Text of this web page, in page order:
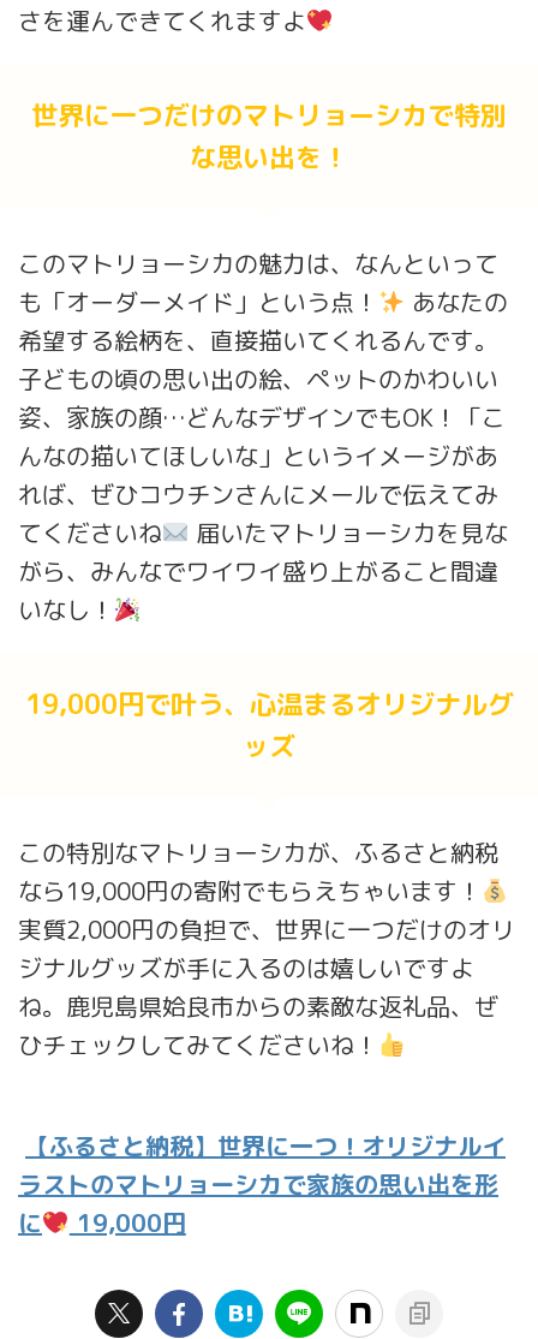
さを運んできてくれますよ
世界に一つだけのマトリョーシカで特別
な思い出を！
このマトリョーシカの魅力は、なんといって
も「オーダーメイド」という点！
あなたの
希望する絵柄を、直接描いてくれるんです。
子どもの頃の思い出の絵、ペットのかわいい
姿、家族の顔…どんなデザインでもOK！「こ
んなの描いてほしいな」というイメージがあ
れば、ぜひコウチンさんにメールで伝えてみ
てくださいね
届いたマトリョーシカを見な
がら、みんなでワイワイ盛り上がること間違
いなし！
19,000円で叶う、心温まるオリジナルグ
ッズ
この特別なマトリョーシカが、ふるさと納税
なら19,000円の寄附でもらえちゃいます！
実質2,000円の負担で、世界に一つだけのオリ
ジナルグッズが手に入るのは嬉しいですよ
ね。鹿児島県姶良市からの素敵な返礼品、ぜ
ひチェックしてみてくださいね！
【ふるさと納税】世界に一つ！オリジナルイ
ラストのマトリョーシカで家族の思い出を形
に
19,000円